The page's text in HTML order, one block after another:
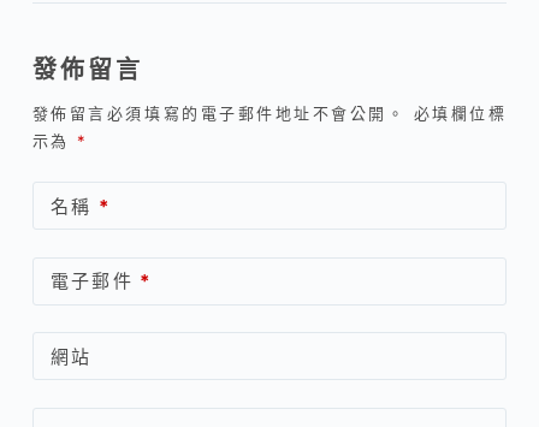
發佈留言
發佈留言必須填寫的電子郵件地址不會公開。
必填欄位標
示為 *
名稱 *
電子郵件 *
網站